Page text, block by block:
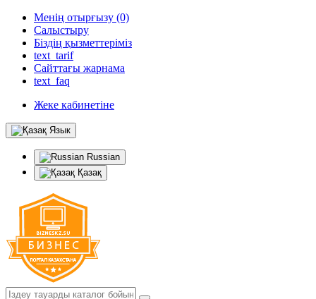
Менің отырғызу (0)
Салыстыру
Біздің қызметтеріміз
text_tarif
Сайттағы жарнама
text_faq
Жеке кабинетіне
Язык
Russian
Қазақ